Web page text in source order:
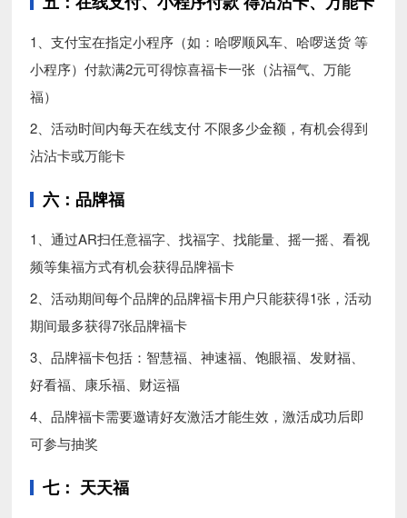
1、支付宝在指定小程序（如：哈啰顺风车、哈啰送货 等
小程序）付款满2元可得惊喜福卡一张（沾福气、万能
福）
2、活动时间内每天在线支付 不限多少金额，有机会得到
沾沾卡或万能卡
六：品牌福
1、通过AR扫任意福字、找福字、找能量、摇一摇、看视
频等集福方式有机会获得品牌福卡
2、活动期间每个品牌的品牌福卡用户只能获得1张，活动
期间最多获得7张品牌福卡
3、品牌福卡包括：智慧福、神速福、饱眼福、发财福、
好看福、康乐福、财运福
4、品牌福卡需要邀请好友激活才能生效，激活成功后即
可参与抽奖
七： 天天福